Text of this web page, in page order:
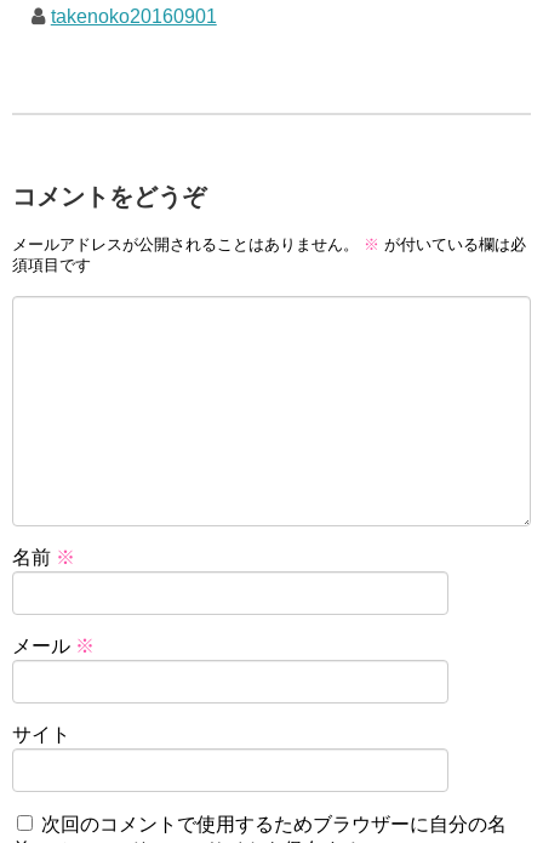
takenoko20160901
コメントをどうぞ
メールアドレスが公開されることはありません。 ※ が付いている欄は必
須項目です
名前 ※
メール ※
サイト
次回のコメントで使用するためブラウザーに自分の名